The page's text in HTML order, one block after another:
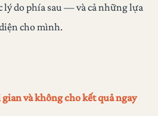
do phía sau — và cả những lựa
cho mình.
và không cho kết quả ngay